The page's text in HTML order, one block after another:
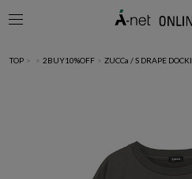
TOP > > 2BUY10%OFF > ZUCCa / S DRAPE